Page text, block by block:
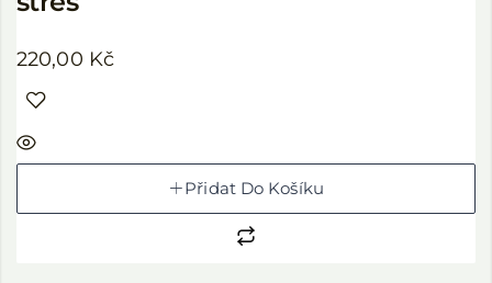
220,00 Kč
Přidat Do Košíku